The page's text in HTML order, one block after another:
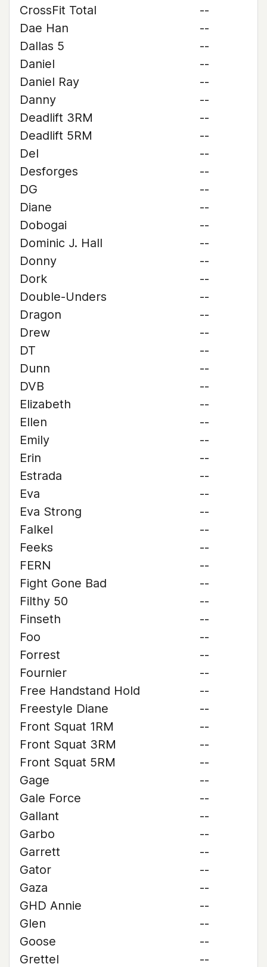
CrossFit Total
--
Dae Han
--
Dallas 5
--
Daniel
--
Daniel Ray
--
Danny
--
Deadlift 3RM
--
Deadlift 5RM
--
Del
--
Desforges
--
DG
--
Diane
--
Dobogai
--
Dominic J. Hall
--
Donny
--
Dork
--
Double-Unders
--
Dragon
--
Drew
--
DT
--
Dunn
--
DVB
--
Elizabeth
--
Ellen
--
Emily
--
Erin
--
Estrada
--
Eva
--
Eva Strong
--
Falkel
--
Feeks
--
FERN
--
Fight Gone Bad
--
Filthy 50
--
Finseth
--
Foo
--
Forrest
--
Fournier
--
Free Handstand Hold
--
Freestyle Diane
--
Front Squat 1RM
--
Front Squat 3RM
--
Front Squat 5RM
--
Gage
--
Gale Force
--
Gallant
--
Garbo
--
Garrett
--
Gator
--
Gaza
--
GHD Annie
--
Glen
--
Goose
--
Grettel
--